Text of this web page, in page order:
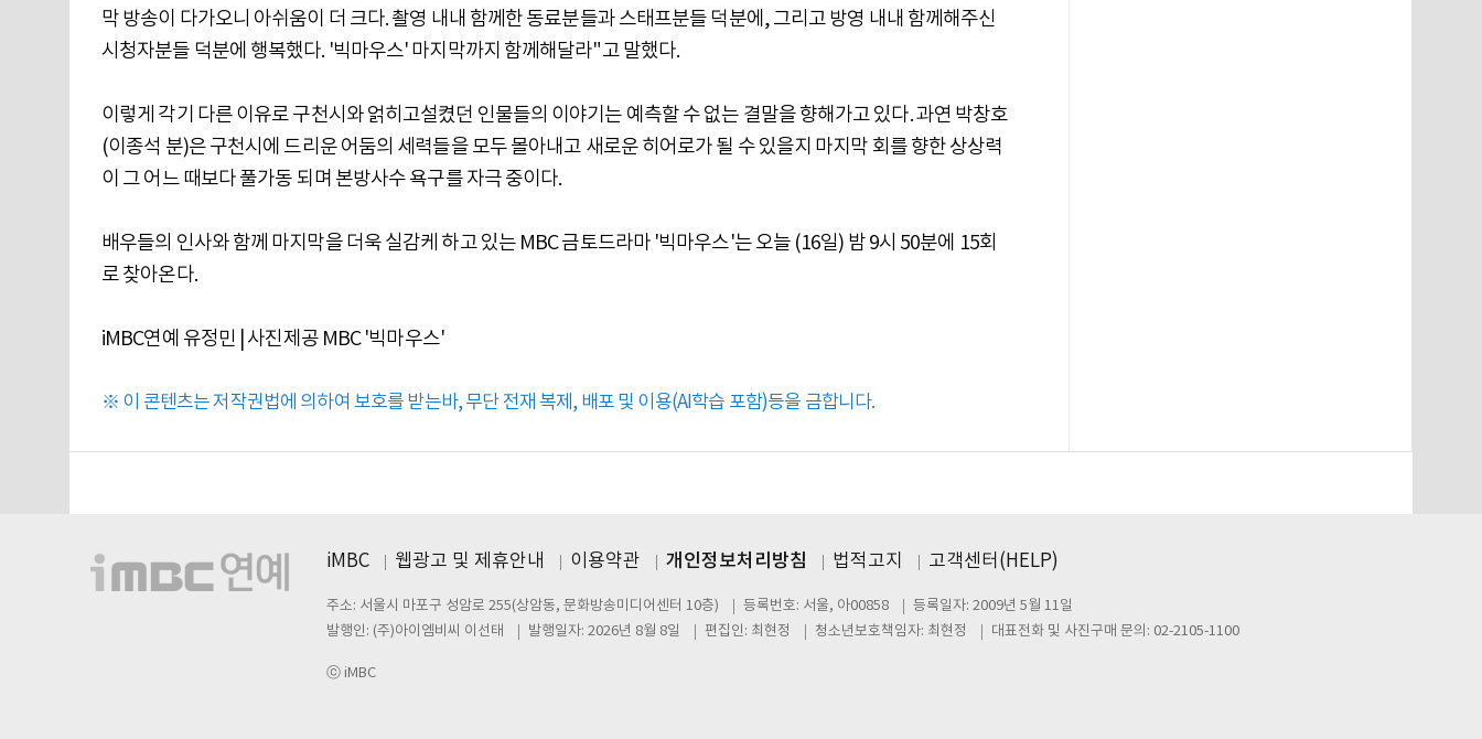
막 방송이 다가오니 아쉬움이 더 크다. 촬영 내내 함께한 동료분들과 스태프분들 덕분에, 그리고 방영 내내 함께해주신
시청자분들 덕분에 행복했다. '빅마우스' 마지막까지 함께해달라"고 말했다.
이렇게 각기 다른 이유로 구천시와 얽히고설켰던 인물들의 이야기는 예측할 수 없는 결말을 향해가고 있다. 과연 박창호
(이종석 분)은 구천시에 드리운 어둠의 세력들을 모두 몰아내고 새로운 히어로가 될 수 있을지 마지막 회를 향한 상상력
이 그 어느 때보다 풀가동 되며 본방사수 욕구를 자극 중이다.
배우들의 인사와 함께 마지막을 더욱 실감케 하고 있는 MBC 금토드라마 '빅마우스'는 오늘 (16일) 밤 9시 50분에 15회
로 찾아온다.
iMBC연예 유정민 | 사진제공 MBC '빅마우스'
※ 이 콘텐츠는 저작권법에 의하여 보호를 받는바, 무단 전재 복제, 배포 및 이용(AI학습 포함)등을 금합니다.
iMBC 웹광고 및 제휴안내 이용약관 개인정보처리방침 법적고지 고객센터(HELP)
주소: 서울시 마포구 성암로 255(상암동, 문화방송미디어센터 10층) 등록번호: 서울, 아00858
등록일자: 2009년 5월 11일
발행인: (주)아이엠비씨 이선태
발행일자: 2026년 8월 8일 편집인: 최현정 청소년보호책임자: 최현정 대표전화 및 사진구매 문의: 02-2105-1100
ⓒ iMBC